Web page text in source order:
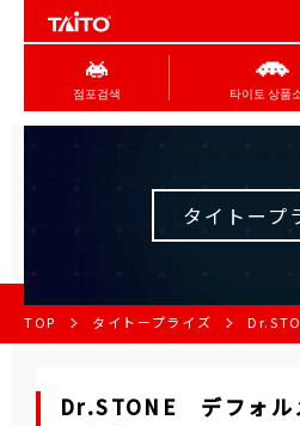
점포검색 타이토 상품
タイトープ
TOP タイトープライズ
Dr.STONE デフォル